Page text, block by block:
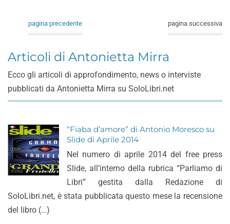
pagina precedente pagina successiva
Articoli di Antonietta Mirra
Ecco gli articoli di approfondimento, news o interviste
pubblicati da Antonietta Mirra su SoloLibri.net
“Fiaba d’amore” di Antonio Moresco su
Slide di Aprile 2014
Nel numero di aprile 2014 del free press
Slide, all’interno della rubrica “Parliamo di
Libri” gestita dalla Redazione di
SoloLibri.net, è stata pubblicata questo mese la recensione
del libro (…)